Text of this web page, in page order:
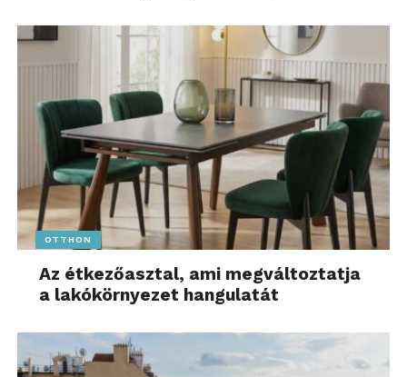
OTTHON
Az étkezőasztal, ami megváltoztatja
a lakókörnyezet hangulatát